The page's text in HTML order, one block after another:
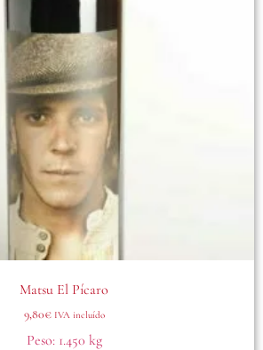
Matsu El Pícaro
9,80€ IVA incluído
Peso:1.450 kg